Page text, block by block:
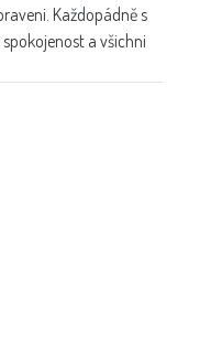
Každopádně s
a všichni